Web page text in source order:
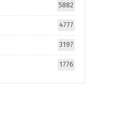
5882
4777
3197
1776